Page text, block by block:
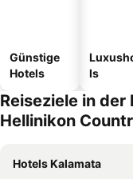
Günstige
Hotels
ls
Reiseziele in der
Hellinikon
Hotels Kalamata